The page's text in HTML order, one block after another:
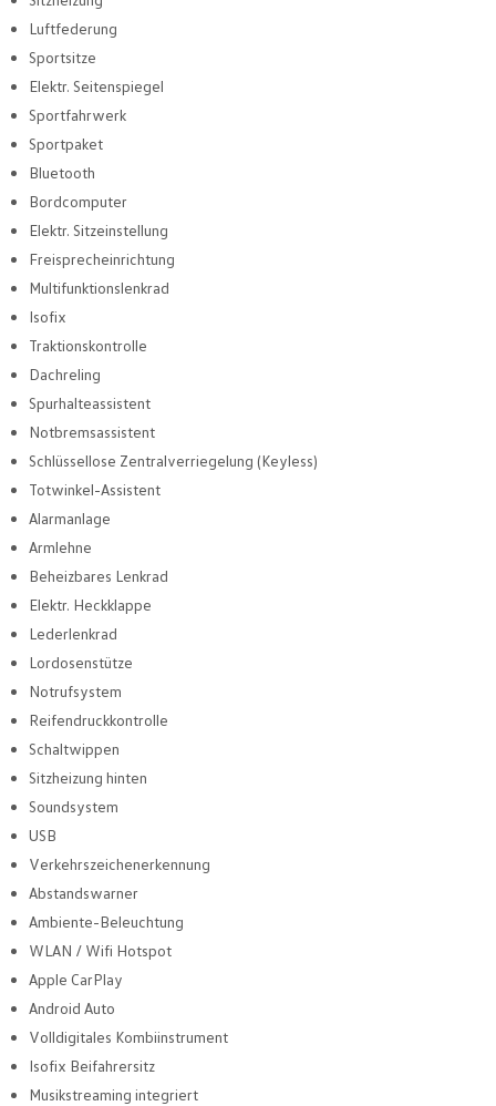
Luftfederung
Sportsitze
Elektr. Seitenspiegel
Sportfahrwerk
Sportpaket
Bluetooth
Bordcomputer
Elektr. Sitzeinstellung
Freisprecheinrichtung
Multifunktionslenkrad
Isofix
Traktionskontrolle
Dachreling
Spurhalteassistent
Notbremsassistent
Schlüssellose Zentralverriegelung (Keyless)
Totwinkel-Assistent
Alarmanlage
Armlehne
Beheizbares Lenkrad
Elektr. Heckklappe
Lederlenkrad
Lordosenstütze
Notrufsystem
Reifendruckkontrolle
Schaltwippen
Sitzheizung hinten
Soundsystem
USB
Verkehrszeichenerkennung
Abstandswarner
Ambiente-Beleuchtung
WLAN / Wifi Hotspot
Apple CarPlay
Android Auto
Volldigitales Kombiinstrument
Isofix Beifahrersitz
Musikstreaming integriert